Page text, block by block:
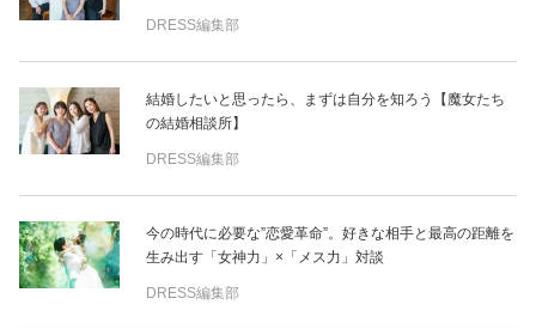
DRESS編集部
結婚したいと思ったら、まずは自分を知ろう【魔女たち
の結婚相談所】
DRESS編集部
今の時代に必要な”恋愛革命”。好きな相手と最高の距離を
生み出す「女神力」×「メス力」対談
DRESS編集部